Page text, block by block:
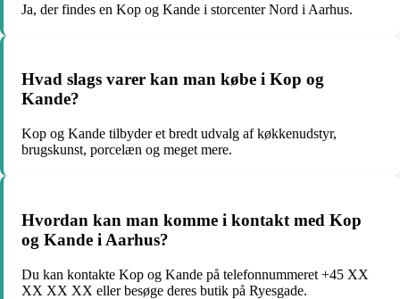
Ja, der findes en Kop og Kande i storcenter Nord i Aarhus.
Hvad slags varer kan man købe i Kop og
Kande?
Kop og Kande tilbyder et bredt udvalg af køkkenudstyr,
brugskunst, porcelæn og meget mere.
Hvordan kan man komme i kontakt med Kop
og Kande i Aarhus?
Du kan kontakte Kop og Kande på telefonnummeret +45 XX
XX XX XX eller besøge deres butik på Ryesgade.